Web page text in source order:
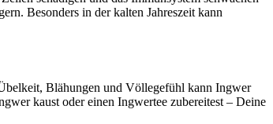
Besonders in der kalten Jahreszeit kann
Blähungen und Völlegefühl kann Ingwer
kaust oder einen Ingwertee zubereitest – Deine